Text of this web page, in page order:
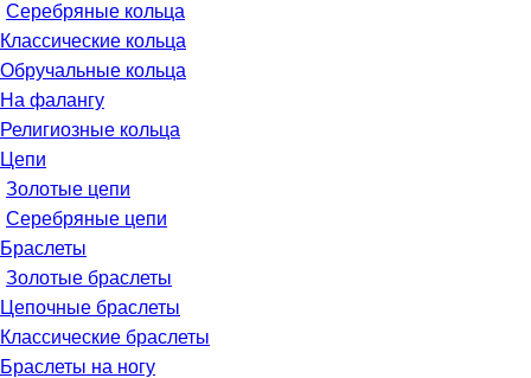
Серебряные кольца
Классические кольца
Обручальные кольца
На фалангу
Религиозные кольца
Цепи
Золотые цепи
Серебряные цепи
Браслеты
Золотые браслеты
Цепочные браслеты
Классические браслеты
Браслеты на ногу